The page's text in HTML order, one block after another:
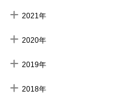
2021年
2020年
2019年
2018年